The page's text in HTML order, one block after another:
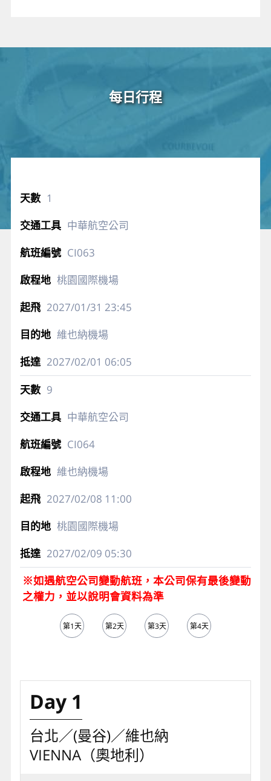
每日行程
1
中華航空公司
CI063
桃園國際機場
2027/01/31 23:45
維也納機場
2027/02/01 06:05
9
中華航空公司
CI064
維也納機場
2027/02/08 11:00
桃園國際機場
2027/02/09 05:30
※如遇航空公司變動航班，本公司保有最後變動
之權力，並以說明會資料為準
第1天 第2天 第3天 第4天
Day 1
台北／(曼谷)／維也納
VIENNA（奧地利）